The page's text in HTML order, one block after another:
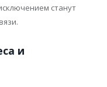
станут
и